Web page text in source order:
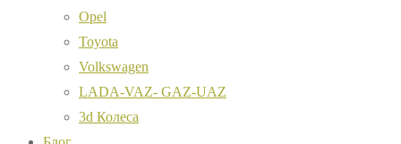
Opel
Toyota
Volkswagen
LADA-VAZ- GAZ-UAZ
3d Колеса